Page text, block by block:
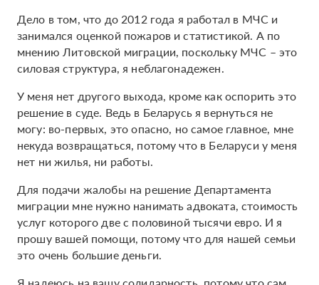
Дело в том, что до 2012 года я работал в МЧС и
занимался оценкой пожаров и статистикой. А по
мнению Литовской миграции, поскольку МЧС – это
силовая структура, я неблагонадежен.
У меня нет другого выхода, кроме как оспорить это
решение в суде. Ведь в Беларусь я вернуться не
могу: во-первых, это опасно, но самое главное, мне
некуда возвращаться, потому что в Беларуси у меня
нет ни жилья, ни работы.
Для подачи жалобы на решение Департамента
миграции мне нужно нанимать адвоката, стоимость
услуг которого две с половиной тысячи евро. И я
прошу вашей помощи, потому что для нашей семьи
это очень большие деньги.